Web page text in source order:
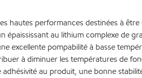
hautes performances destinées à
épaississant au lithium complexe de
excellente pompabilité à basse
à diminuer les températures de
au produit, une bonne